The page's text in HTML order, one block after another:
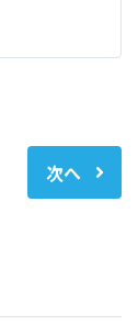
次へ